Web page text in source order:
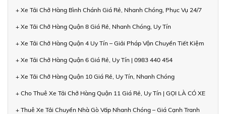
+ Xe Tải Chở Hàng Bình Chánh Giá Rẻ, Nhanh Chóng, Phục Vụ 24/7
+ Xe Tải Chở Hàng Quận 8 Giá Rẻ, Nhanh Chóng, Uy Tín
+ Xe Tải Chở Hàng Quận 4 Uy Tín – Giải Pháp Vận Chuyển Tiết Kiệm
+ Xe Tải Chở Hàng Quận 6 Giá Rẻ, Uy Tín | 0983 440 454
+ Xe Tải Chở Hàng Quận 10 Giá Rẻ, Uy Tín, Nhanh Chóng
+ Cho Thuê Xe Tải Chở Hàng Quận 11 Giá Rẻ, Uy Tín | GỌI LÀ CÓ XE
+ Thuê Xe Tải Chuyển Nhà Gò Vấp Nhanh Chóng – Giá Cạnh Tranh